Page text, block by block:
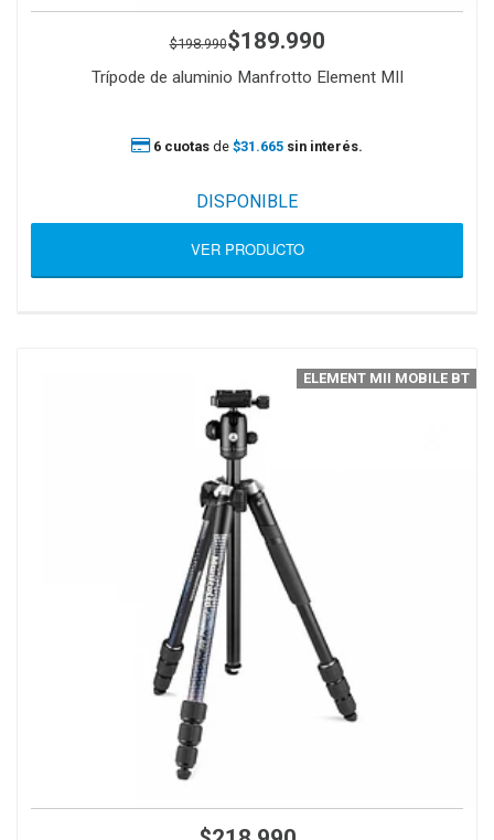
$198.990$189.990
Trípode de aluminio Manfrotto Element MII
6 cuotas de $31.665 sin interés.
DISPONIBLE
VER PRODUCTO
ELEMENT MII MOBILE BT